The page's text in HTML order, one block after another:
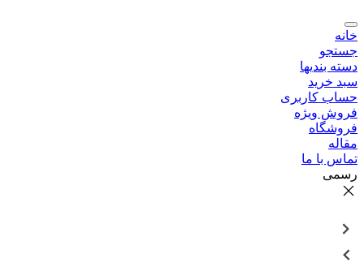
خانه
جستجو
دسته بندیها
سبد خرید
حساب کاربری
فروش ویژه
فروشگاه
مقاله
تماس با ما
رسمی